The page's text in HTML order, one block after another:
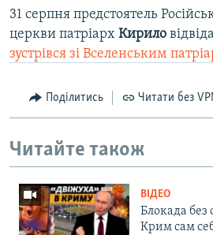
31 серпня предстоятель
церкви патріарх Кирило
зустрівся зі Вселенським
Поділитись Читати без
Читайте також
ВІДЕО
Блокада без
Крим сам